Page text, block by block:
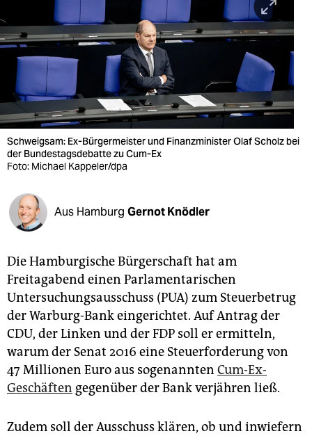
nord
wahrheit
verlag
verlag
veranstaltungen
shop
fragen & hilfe
unterstützen
genossenschaft
epaper login
Schweigsam: Ex-Bürgermeister und Finanzminister Olaf Scholz bei
der Bundestagsdebatte zu Cum-Ex
Foto: Michael Kappeler/dpa
Aus Hamburg Gernot Knödler
Die Hamburgische Bürgerschaft hat am
Freitagabend einen Parlamentarischen
Untersuchungsausschuss (PUA) zum Steuerbetrug
der Warburg-Bank eingerichtet. Auf Antrag der
CDU, der Linken und der FDP soll er ermitteln,
warum der Senat 2016 eine Steuerforderung von
47 Millionen Euro aus sogenannten Cum-Ex-
Geschäften gegenüber der Bank verjähren ließ.
Zudem soll der Ausschuss klären, ob und inwiefern